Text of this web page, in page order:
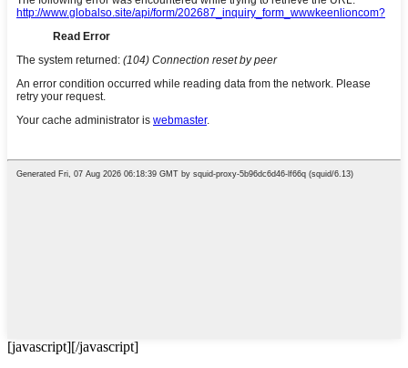
[javascript][/javascript]